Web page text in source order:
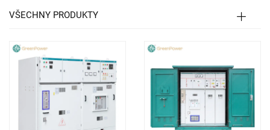
Řešení
Stáhnout
VŠECHNY PRODUKTY